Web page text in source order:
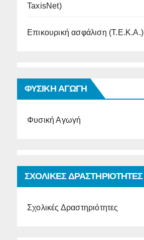
TaxisNet)
Επικουρική ασφάλιση (Τ.Ε.Κ.Α.)
ΦΥΣΙΚΗ ΑΓΩΓΗ
Φυσική Αγωγή
ΣΧΟΛΙΚΕΣ ΔΡΑΣΤΗΡΙΟΤΗΤΕΣ
Σχολικές Δραστηριότητες